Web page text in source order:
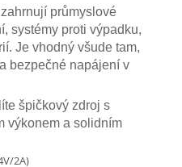
průmyslové
systémy proti výpadku,
Je vhodný všude tam,
bezpečné napájení v
špičkový zdroj s
výkonem a solidním
2A)